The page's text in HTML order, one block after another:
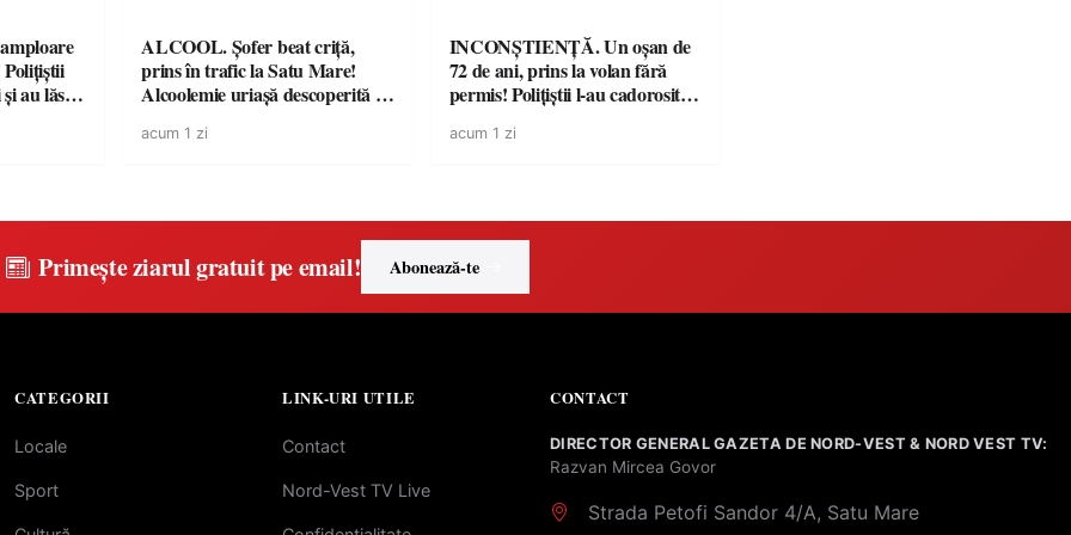
au lăsat
ALCOOL. Șofer beat criță,
prins în trafic la Satu Mare!
Alcoolemie uriașă descoperită de
acum 1 zi
INCONȘTIENȚĂ. Un oșan de
72 de ani, prins la volan fără
permis! Polițiștii l-au cadorosit
acum 1 zi
Primește ziarul gratuit pe email! Abonează-te
CATEGORII
Locale
Sport
LINK-URI UTILE
Contact
Nord-Vest TV Live
CONTACT
DIRECTOR GENERAL GAZETA DE NORD-VEST & NORD VEST TV:
Razvan Mircea Govor
Strada Petofi Sandor 4/A, Satu Mare